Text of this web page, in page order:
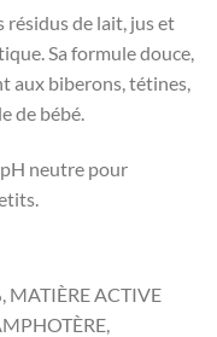
de lait, jus et
Sa formule douce,
aux biberons, tétines,
de bébé.
pH neutre pour
MATIÈRE ACTIVE